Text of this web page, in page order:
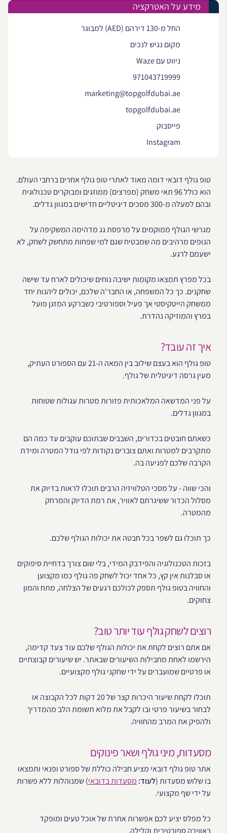
מידע על האטרקציה
החל מ-130 דירהם (AED) למבוגר
מקום נגיש לנכים
ניווט עם Waze
971043719999
marketing@topgolfdubai.ae
topgolfdubai.ae
פייסבוק
Instagram
טופ גולף דובאי דומה מאוד לאתרי טופ גולף אחרים ברחבי העולם.
הוא כולל 96 תאי משחק (מפרצים) ממוזגים ומבוקרים טכנולוגית
ובהם למעלה מ-300 מסכים דיגיטליים חדישים במגוון גדלים.
מגרשי הגולף ממוקמים על מרפסת גג מדהימה המשקיפה על
הנופים מרהיבים מה שמבטיח שגם למי שפחות מתחשק לשחק, לא
ישעמם לרגע.
בכל מפרץ תמצאו מקומות ישיבה נוחים שיכולים לארח עד שישה
שחקנים. כך כל המשפחה, או החבר'ה שלכם, יכולים ליהנות יחד
ממשחק הייטקיסטי אך פעיל וספורטיבי כשברקע המזגן פועל
במרץ והמוזיקה נהדרת.
איך זה עובד?
טופ גולף הוא בעצם שילוב בין המאה ה-21 עם הספורט העתיק,
מעין גרסה דיגיטלית של גולף.
על פני המדשאה המלאכותית פזורות מטרות עגולות שטוחות
במגוון גדלים.
כשאתם חובטים בכדורים, השבבים שבתוכם עוקבים עד כמה הם
מתקרבים למטרות ואתם צוברים נקודות לפי גודל המטרה ומידת
הקרבה שלכם לפגיעה בה.
והכי שווה - על מסכי הטלוויזיה הרבים תוכלו לראות בדיוק את
מסלול הכדור ששיגרתם לאוויר, את רמת הדיוק והמרחק
מהמטרה.
כך תוכלו גם לשפר בכל חבטה את יכולות הגולף שלכם.
בזכות הטכנולוגיה והפידבק המידי, בלי שום צורך בדחיית סיפוקים
או סבלנות אין קץ, כל אחד יכול לשחק פה גולף כמו מקצוען
והחוויה בטופ גולף תספק לכולכם רגעים של הצלחה, מתח והמון
צחוקים.
רוצים לשחק גולף עוד יותר טוב?
אם אתם רוצים לקחת את יכולות הגולף שלכם עוד צעד קדימה,
הירשמו לאחת מחבילות השיעורים שבאתר. יש שיעורים קבוצתיים
או פרטיים שמועברים על ידי שחקני גולף מקצועיים.
תוכלו לקחת שיעור היכרות קצר של 20 דקות לכל הקבוצה או
לבחור בשיעור פרטי ובו לקבל את מלוא תשומת הלב מהמדריך
ולהפיק את המרב מהחוויה.
מסעדות, מיני גולף ושאר פינוקים
אתר טופ גולף דובאי מציע חבילה כוללת של ספורט ופנאי ותמצאו
בו שלוש מסעדות (לעוד: מסעדות בדובאי) שמנוהלות ללא פשרות
על ידי שף מקצועי.
כל מפלס יציע לכם אפשרות אחרת של אוכל טעים ומופקד
באווירה ספורטיבית וקלילה.